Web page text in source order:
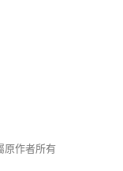
原作者所有